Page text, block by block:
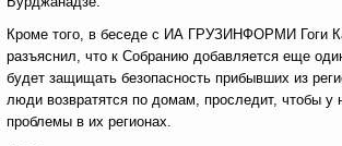
Кроме того, в беседе с ИА ГРУЗИНФОРМИ Гоги
разъяснил, что к Собранию добавляется еще
будет защищать безопасность прибывших из
люди возвратятся по домам, проследит, чтобы у
проблемы в их регионах.